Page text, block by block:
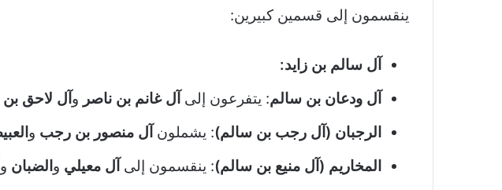
ينقسمون إلى قسمين كبيرين:
آل سالم بن زايد:
آل ودعان بن سالم: يتفرعون إلى آل غانم بن ناصر و آل لاحق بن
الرجبان (آل رجب بن سالم): يشملون آل منصور بن رجب و
المخاريم (آل منيع بن سالم): ينقسمون إلى آل معيلي و الضبان و